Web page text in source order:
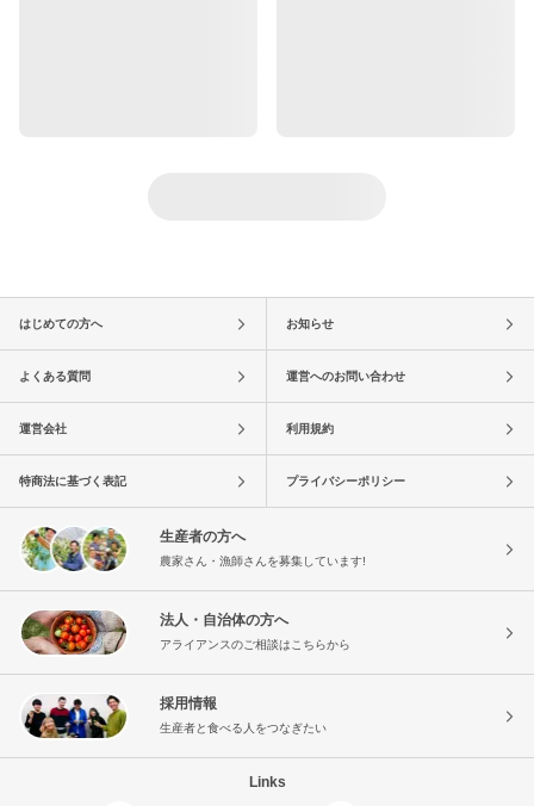
はじめての方へ お知らせ
よくある質問 運営へのお問い合わせ
運営会社 利用規約
特商法に基づく表記 プライバシーポリシー
生産者の方へ
農家さん・漁師さんを募集しています!
法人・自治体の方へ
アライアンスのご相談はこちらから
採用情報
生産者と食べる人をつなぎたい
Links